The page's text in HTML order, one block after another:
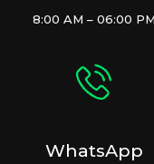
8:00 AM – 06:00 PM
WhatsApp